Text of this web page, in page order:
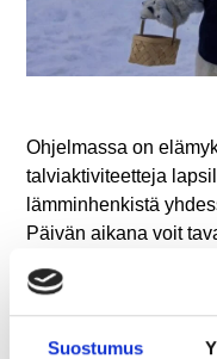
Suostumus
Ohjelmassa on
talviaktiviteetteja
lämminhenkistä
Päivän aikana voit
huskyajelua, tavata
eläinpuistossa ja
ravintoloissa ja